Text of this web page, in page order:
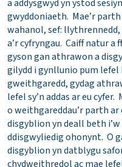
a addysgwyd yn ystod
gwyddoniaeth. Mae’r
wahanol, sef:
a’r cyfryngau. Caiff natur a
gyson gan athrawon a
gilydd i gynllunio pum lefel
gweithgaredd, gydag
lefel sy’n addas ar eu
o weithgareddau’r parth
disgyblion yn deall beth i’w
ddisgwyliedig ohonynt. O
disgyblion yn datblygu
chydweithredol ac mae